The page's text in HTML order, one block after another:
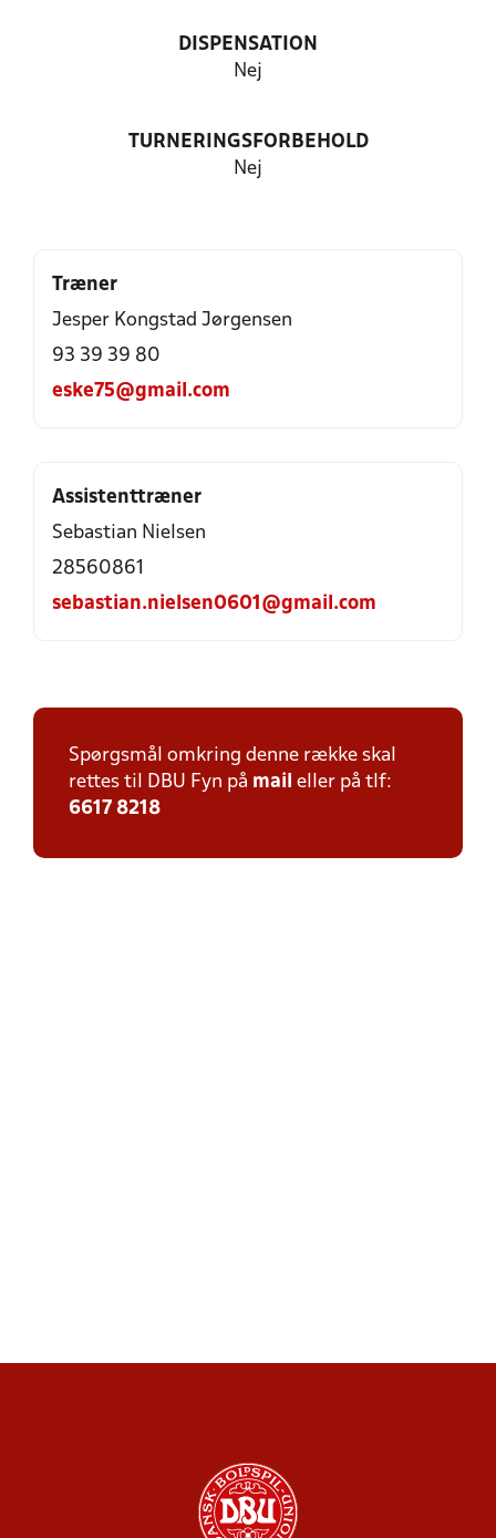
DISPENSATION
Nej
TURNERINGSFORBEHOLD
Nej
Træner
Jesper Kongstad Jørgensen
93 39 39 80
eske75@gmail.com
Assistenttræner
Sebastian Nielsen
28560861
sebastian.nielsen0601@gmail.com
Spørgsmål omkring denne række skal
rettes til DBU Fyn på mail eller på tlf:
6617 8218